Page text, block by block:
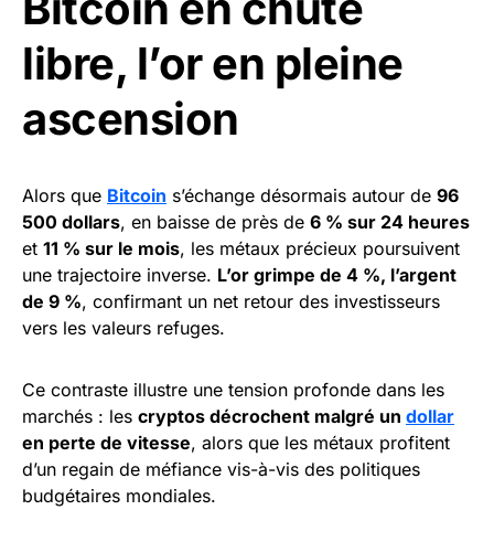
libre, l’or en pleine
ascension
Alors que Bitcoin s’échange désormais autour de 96
500 dollars, en baisse de près de 6 % sur 24 heures
et 11 % sur le mois, les métaux précieux poursuivent
une trajectoire inverse. L’or grimpe de 4 %, l’argent
de 9 %, confirmant un net retour des investisseurs
vers les valeurs refuges.
Ce contraste illustre une tension profonde dans les
marchés : les cryptos décrochent malgré un dollar
en perte de vitesse, alors que les métaux profitent
d’un regain de méfiance vis-à-vis des politiques
budgétaires mondiales.